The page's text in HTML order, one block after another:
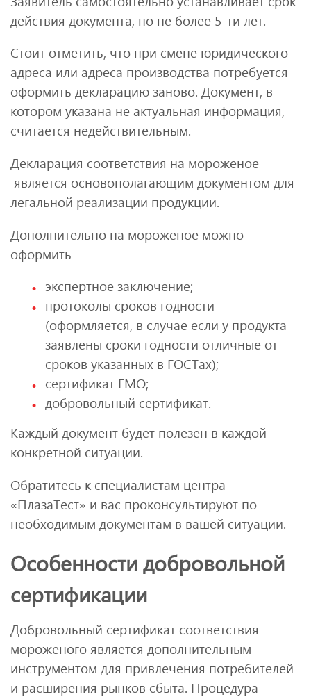
действия документа, но не более 5-ти лет.
Стоит отметить, что при смене юридического
адреса или адреса производства потребуется
оформить декларацию заново. Документ, в
котором указана не актуальная информация,
считается недействительным.
Декларация соответствия на мороженое
является основополагающим документом для
легальной реализации продукции.
Дополнительно на мороженое можно
оформить
экспертное заключение;
протоколы сроков годности
(оформляется, в случае если у продукта
заявлены сроки годности отличные от
сроков указанных в ГОСТах);
сертификат ГМО;
добровольный сертификат.
Каждый документ будет полезен в каждой
конкретной ситуации.
Обратитесь к специалистам центра
«ПлазаТест» и вас проконсультируют по
необходимым документам в вашей ситуации.
Особенности добровольной
сертификации
Добровольный сертификат соответствия
мороженого является дополнительным
инструментом для привлечения потребителей
и расширения рынков сбыта. Процедура